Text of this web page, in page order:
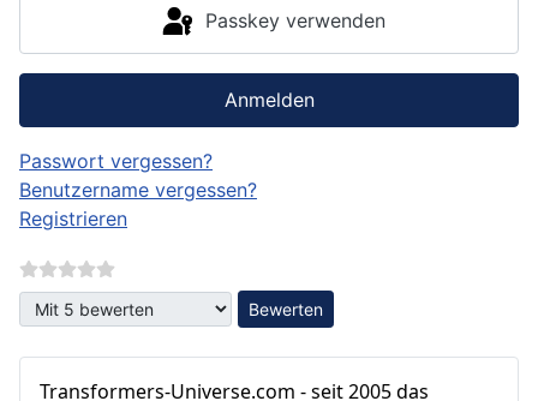
Passkey verwenden
Anmelden
Passwort vergessen?
Benutzername vergessen?
Registrieren
Bitte bewerten
Transformers‑Universe.com - seit 2005 das